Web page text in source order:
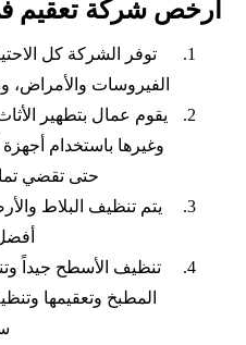
ارخص شركة تعقيم
توفر الشركة كل
الفيروسات والأمراض،
يقوم عمال بتطهير
وغيرها باستخدام
حتى تقضي
يتم تنظيف البلاط
تنظيف الأسطح جيداً
المطبخ وتعقيمها